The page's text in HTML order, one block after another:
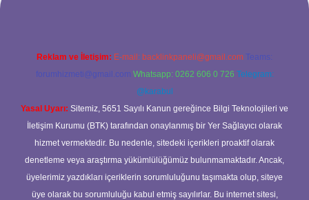
Reklam ve İletişim: E-mail: backlinkpaneli@gmail.com Teams:
forumhizmeti@gmail.com Whatsapp: 0262 606 0 726 Telegram:
@karabul
Yasal Uyarı: Sitemiz, 5651 Sayılı Kanun gereğince Bilgi Teknolojileri ve
İletişim Kurumu (BTK) tarafından onaylanmış bir Yer Sağlayıcı olarak
hizmet vermektedir. Bu nedenle, sitedeki içerikleri proaktif olarak
denetleme veya araştırma yükümlülüğümüz bulunmamaktadır. Ancak,
üyelerimiz yazdıkları içeriklerin sorumluluğunu taşımakta olup, siteye
üye olarak bu sorumluluğu kabul etmiş sayılırlar. Bu internet sitesi,